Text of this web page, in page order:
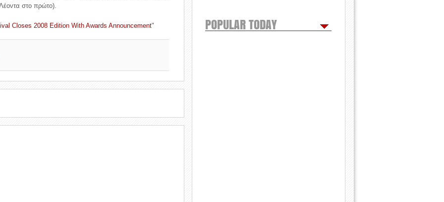
στο πρώτο).
Closes 2008 Edition With Awards Announcement" POPULAR TODAY